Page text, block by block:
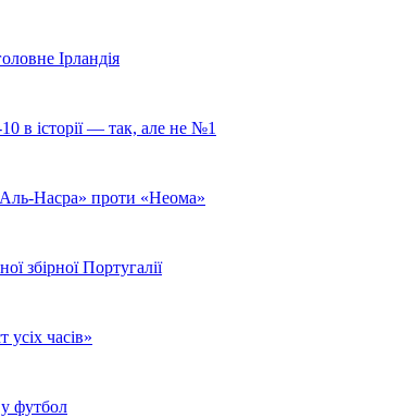
Ірландія
в історії — так, але не №1
Насра» проти «Неома»
збірної Португалії
часів»
футбол